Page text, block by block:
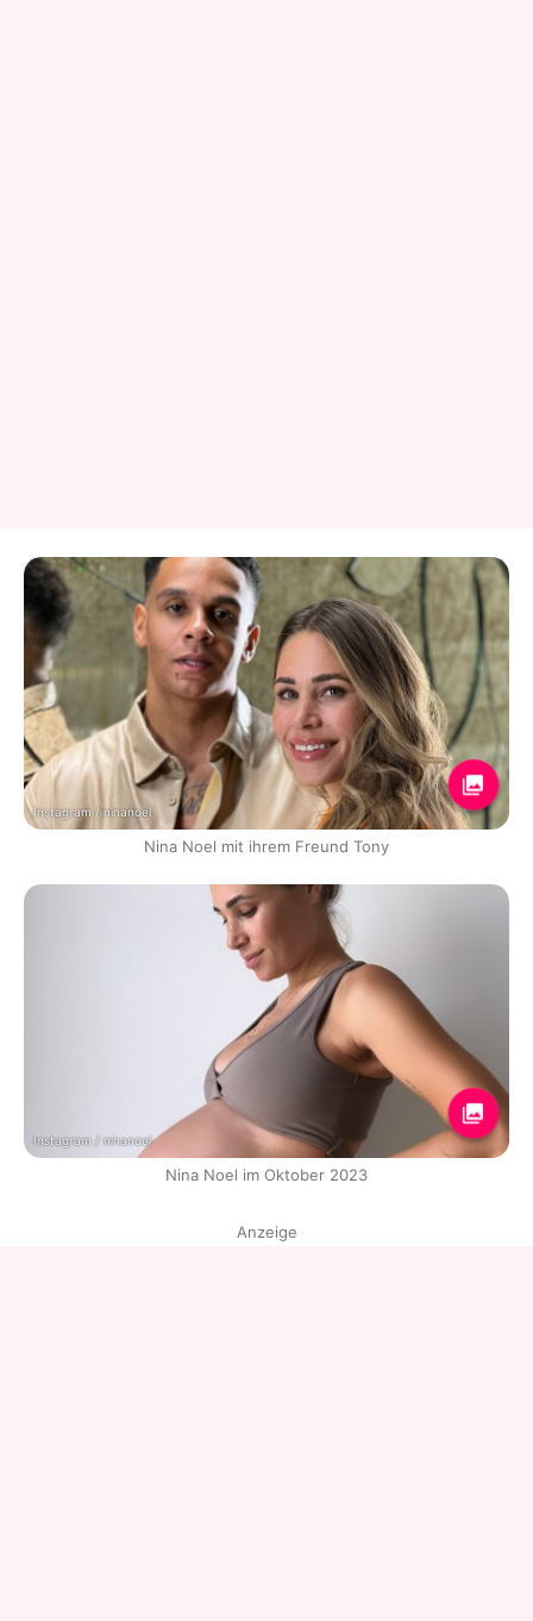
Instagram / ninanoel
Nina Noel mit ihrem Freund Tony
Instagram / ninanoel
Nina Noel im Oktober 2023
Anzeige